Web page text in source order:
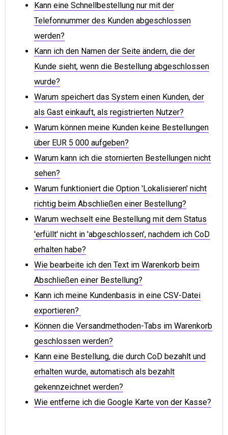
Kann eine Schnellbestellung nur mit der
Telefonnummer des Kunden abgeschlossen
werden?
Kann ich den Namen der Seite ändern, die der
Kunde sieht, wenn die Bestellung abgeschlossen
wurde?
Warum speichert das System einen Kunden, der
als Gast einkauft, als registrierten Nutzer?
Warum können meine Kunden keine Bestellungen
über EUR 5 000 aufgeben?
Warum kann ich die stornierten Bestellungen nicht
sehen?
Warum funktioniert die Option 'Lokalisieren' nicht
richtig beim Abschließen einer Bestellung?
Warum wechselt eine Bestellung mit dem Status
'erfüllt' nicht in 'abgeschlossen', nachdem ich CoD
erhalten habe?
Wie bearbeite ich den Text im Warenkorb beim
Abschließen einer Bestellung?
Kann ich meine Kundenbasis in eine CSV-Datei
exportieren?
Können die Versandmethoden-Tabs im Warenkorb
geschlossen werden?
Kann eine Bestellung, die durch CoD bezahlt und
erhalten wurde, automatisch als bezahlt
gekennzeichnet werden?
Wie entferne ich die Google Karte von der Kasse?